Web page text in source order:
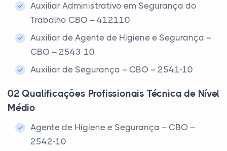
Auxiliar Administrativo em Segurança do
Trabalho CBO – 412110
Auxiliar de Agente de Higiene e Segurança –
CBO – 2543-10
Auxiliar de Segurança – CBO – 2541-10
02 Qualificações Profissionais Técnica de Nível
Médio
Agente de Higiene e Segurança – CBO –
2542-10